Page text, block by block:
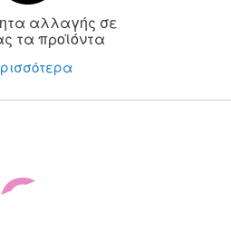
αλλαγής σε
τα προϊόντα